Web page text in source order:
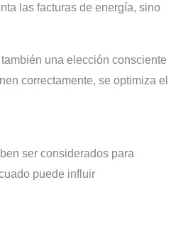
las facturas de energía, sino
una elección consciente
correctamente, se optimiza el
ser considerados para
puede influir